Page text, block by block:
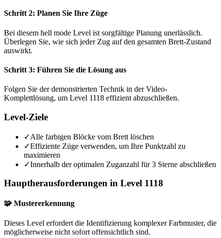
Schritt 2: Planen Sie Ihre Züge
Bei diesem hell mode Level ist sorgfältige Planung unerlässlich.
Überlegen Sie, wie sich jeder Zug auf den gesamten Brett-Zustand
auswirkt.
Schritt 3: Führen Sie die Lösung aus
Folgen Sie der demonstrierten Technik in der Video-
Komplettlösung, um Level 1118 effizient abzuschließen.
Level-Ziele
✓Alle farbigen Blöcke vom Brett löschen
✓Effiziente Züge verwenden, um Ihre Punktzahl zu
maximieren
✓Innerhalb der optimalen Zuganzahl für 3 Sterne abschließen
Hauptherausforderungen in Level 1118
🧩 Mustererkennung
Dieses Level erfordert die Identifizierung komplexer Farbmuster, die
möglicherweise nicht sofort offensichtlich sind.